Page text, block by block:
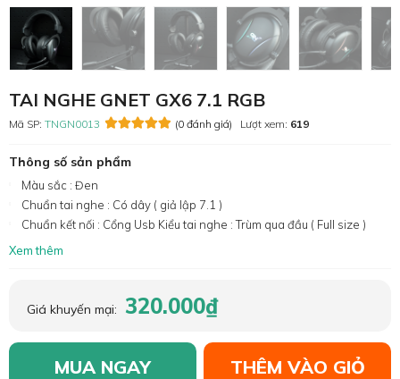
TAI NGHE GNET GX6 7.1 RGB
Mã SP: TNGN0013 (0 đánh giá) Lượt xem: 619
Thông số sản phẩm
Màu sắc : Đen
Chuẩn tai nghe : Có dây ( giả lập 7.1 )
Chuẩn kết nối : Cổng Usb Kiểu tai nghe : Trùm qua đầu ( Full size )
Xem thêm
Giá khuyến mại: 320.000₫
MUA NGAY THÊM VÀO GIỎ